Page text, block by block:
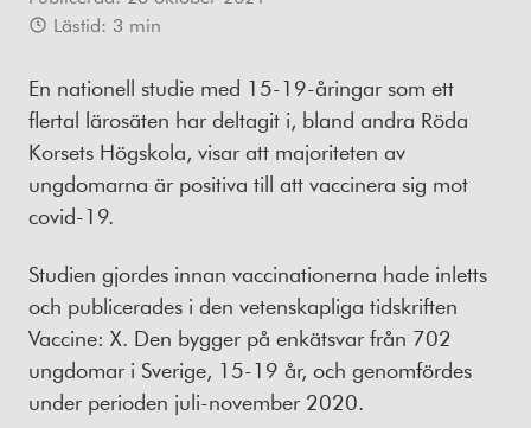
Lästid: 3 min
En nationell studie med 15-19-åringar som ett
flertal lärosäten har deltagit i, bland andra Röda
Korsets Högskola, visar att majoriteten av
ungdomarna är positiva till att vaccinera sig mot
covid-19.
Studien gjordes innan vaccinationerna hade inletts
och publicerades i den vetenskapliga tidskriften
Vaccine: X. Den bygger på enkätsvar från 702
ungdomar i Sverige, 15-19 år, och genomfördes
under perioden juli-november 2020.